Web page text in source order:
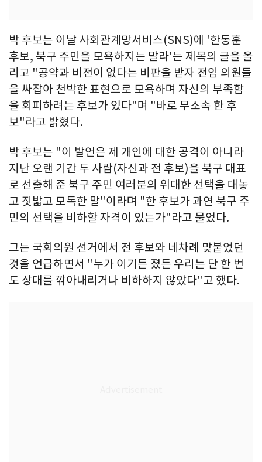
박 후보는 이날 사회관계망서비스(SNS)에 '한동훈
후보, 북구 주민을 모욕하지는 말라'는 제목의 글을 올
리고 "공약과 비전이 없다는 비판을 받자 전임 의원들
을 싸잡아 천박한 표현으로 모욕하며 자신의 부족함
을 회피하려는 후보가 있다"며 "바로 무소속 한 후
보"라고 밝혔다.
박 후보는 "이 발언은 제 개인에 대한 공격이 아니라
지난 오랜 기간 두 사람(자신과 전 후보)을 북구 대표
로 선출해 준 북구 주민 여러분의 위대한 선택을 대놓
고 짓밟고 모독한 말"이라며 "한 후보가 과연 북구 주
민의 선택을 비하할 자격이 있는가"라고 물었다.
그는 국회의원 선거에서 전 후보와 네차례 맞붙었던
것을 언급하면서 "누가 이기든 졌든 우리는 단 한 번
도 상대를 깎아내리거나 비하하지 않았다"고 했다.